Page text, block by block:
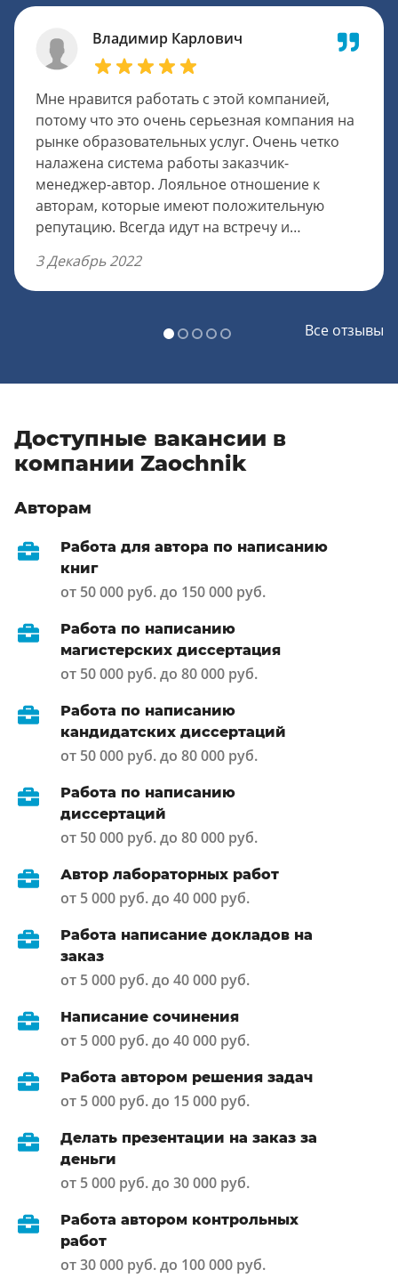
Владимир Карлович
Мне нравится работать с этой компанией,
потому что это очень серьезная компания на
рынке образовательных услуг. Очень четко
налажена система работы заказчик-
менеджер-автор. Лояльное отношение к
авторам, которые имеют положительную
репутацию. Всегда идут на встречу и
передается информация клиенту и решают
спорные вопросы. Чтобы попасть в штат,
пять работ, которые тоже оплачивают в
3 Декабрь 2022
Все отзывы
Доступные вакансии в
компании Zaochnik
Авторам
Работа для автора по написанию
книг
от 50 000 руб. до 150 000 руб.
Работа по написанию
магистерских диссертация
от 50 000 руб. до 80 000 руб.
Работа по написанию
кандидатских диссертаций
от 50 000 руб. до 80 000 руб.
Работа по написанию
диссертаций
от 50 000 руб. до 80 000 руб.
Автор лабораторных работ
от 5 000 руб. до 40 000 руб.
Работа написание докладов на
заказ
от 5 000 руб. до 40 000 руб.
Написание сочинения
от 5 000 руб. до 40 000 руб.
Работа автором решения задач
от 5 000 руб. до 15 000 руб.
Делать презентации на заказ за
деньги
от 5 000 руб. до 30 000 руб.
Работа автором контрольных
работ
от 30 000 руб. до 100 000 руб.